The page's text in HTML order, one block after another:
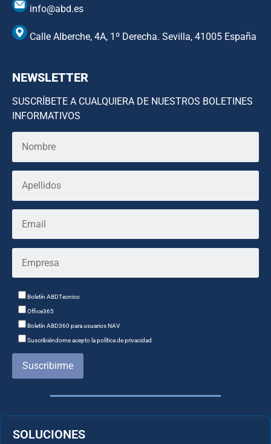
info@abd.es
Calle Alberche, 4A, 1º Derecha. Sevilla, 41005 España
NEWSLETTER
SUSCRÍBETE A CUALQUIERA DE NUESTROS BOLETINES
INFORMATIVOS
Boletín ABDTecnico
Office365
Boletín ABD360 para usuarios NAV
Suscribiéndome acepto la política de privacidad
Suscribirme
SOLUCIONES